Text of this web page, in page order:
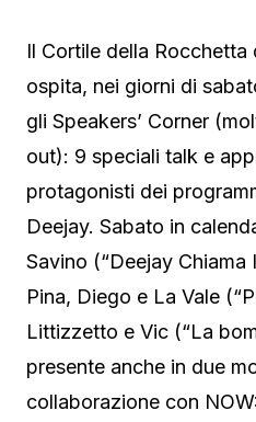
Il Cortile della
ospita, nei giorni di
gli Speakers’ Corner
out): 9 speciali talk e
protagonisti dei
Deejay. Sabato in
Savino (“Deejay Chiama
Pina, Diego e La Vale
Littizzetto e Vic (“La
presente anche in due
collaborazione con